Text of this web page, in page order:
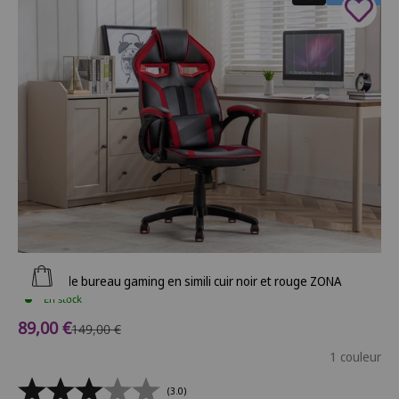
Ajouter au panier
Fauteuil de bureau gaming en simili cuir noir et rouge ZONA
En stock
Prix de vente
89,00 €Prix normal
149,00 €
1 couleur
(3.0)